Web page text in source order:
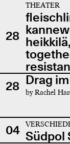
28
THEATER
28 Drag
by Rachel
04 Südpol